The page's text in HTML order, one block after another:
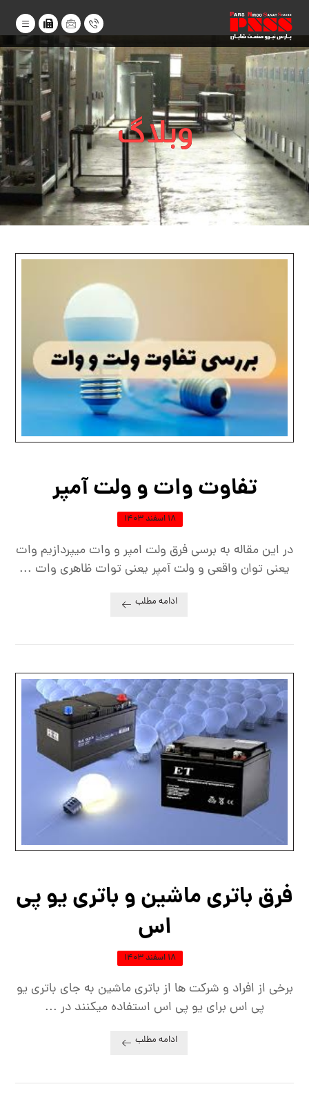
وبلاگ
تفاوت وات و ولت آمپر
۱۸ اسفند ۱۴۰۳
در این مقاله به برسی فرق ولت امپر و وات میپردازیم وات
یعنی توان واقعی و ولت آمپر یعنی توات ظاهری وات ...
ادامه مطلب
فرق باتری ماشین و باتری یو پی
اس
۱۸ اسفند ۱۴۰۳
برخی از افراد و شرکت ها از باتری ماشین به جای باتری یو
پی اس برای یو پی اس استفاده میکنند در ...
ادامه مطلب